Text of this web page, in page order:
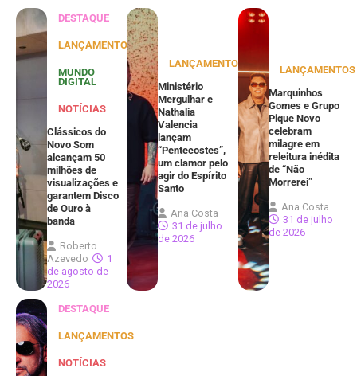
DESTAQUE
LANÇAMENTOS
MUNDO
DIGITAL
NOTÍCIAS
Clássicos do
Novo Som
alcançam 50
milhões de
visualizações e
garantem Disco
de Ouro à
banda
Roberto
Azevedo
1
de agosto de
2026
LANÇAMENTOS
Ministério
Mergulhar e
Nathalia
Valencia
lançam
“Pentecostes”,
um clamor pelo
agir do Espírito
Santo
Ana Costa
31 de julho
de 2026
LANÇAMENTOS
Marquinhos
Gomes e Grupo
Pique Novo
celebram
milagre em
releitura inédita
de “Não
Morrerei”
Ana Costa
31 de julho
de 2026
DESTAQUE
LANÇAMENTOS
NOTÍCIAS